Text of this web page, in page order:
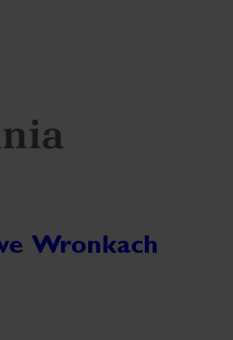
Wronkach